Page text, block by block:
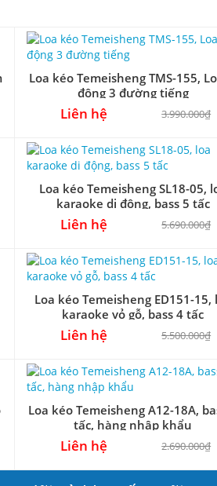
Loa kéo Temeisheng TMS-155,
động 3 đường tiếng
Liên hệ 3.990.000₫
Loa kéo Temeisheng SL18-05,
karaoke di động, bass 5 tấc
Liên hệ 5.690.000₫
Loa kéo Temeisheng ED151-15,
karaoke vỏ gỗ, bass 4 tấc
Liên hệ 5.500.000₫
Loa kéo Temeisheng A12-18A,
tấc, hàng nhập khẩu
Liên hệ 2.690.000₫